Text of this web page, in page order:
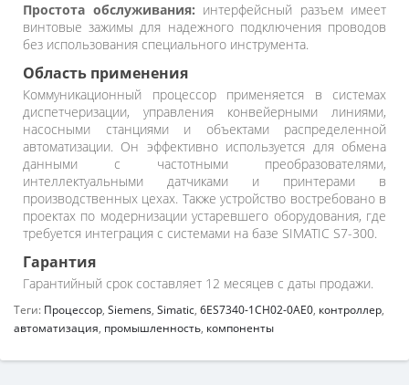
Простота обслуживания: интерфейсный разъем имеет
винтовые зажимы для надежного подключения проводов
без использования специального инструмента.
Область применения
Коммуникационный процессор применяется в системах
диспетчеризации, управления конвейерными линиями,
насосными станциями и объектами распределенной
автоматизации. Он эффективно используется для обмена
данными с частотными преобразователями,
интеллектуальными датчиками и принтерами в
производственных цехах. Также устройство востребовано в
проектах по модернизации устаревшего оборудования, где
требуется интеграция с системами на базе SIMATIC S7-300.
Гарантия
Гарантийный срок составляет 12 месяцев с даты продажи.
Теги: Процессор, Siemens, Simatic, 6ES7340-1CH02-0AE0, контроллер,
автоматизация, промышленность, компоненты